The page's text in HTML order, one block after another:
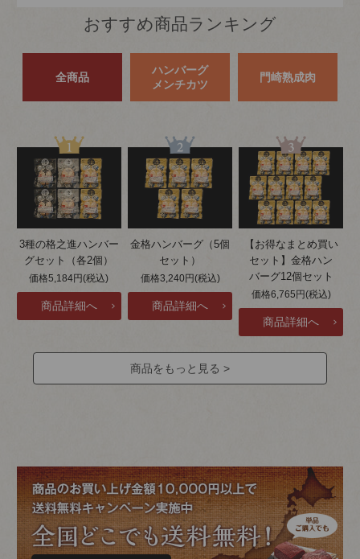
おすすめ商品ランキング
全商品
ハンバーグ
メンチカツ
門崎熟成肉
3種の格之進ハンバー
グセット（各2個）
価格5,184円(税込)
金格ハンバーグ（5個
セット）
価格3,240円(税込)
【お得なまとめ買い
セット】金格ハン
バーグ12個セット
価格6,765円(税込)
商品をもっと見る >